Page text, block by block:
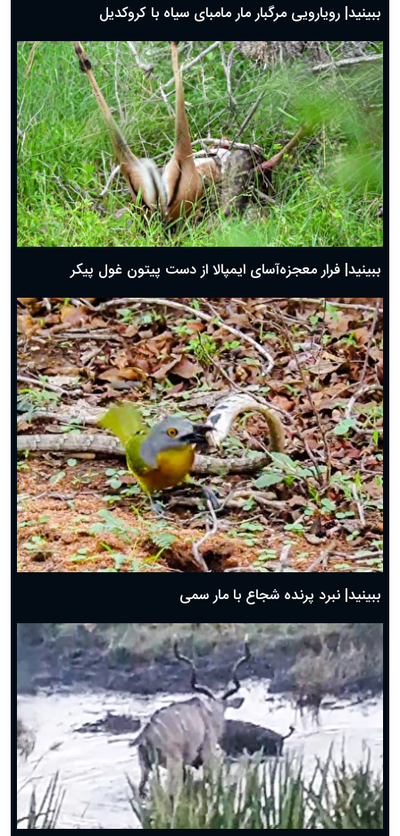
ببینید| رویارویی مرگبار مار مامبای سیاه با کروکدیل
ببینید| فرار معجزه‌آسای ایمپالا از دست پیتون غول پیکر
ببینید| نبرد پرنده شجاع با مار سمی